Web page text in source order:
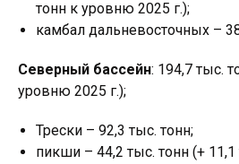
тонн к уровню 2025 г.);
камбал дальневосточных –
Северный бассейн: 194,7 тыс.
уровню 2025 г.);
Трески – 92,3 тыс. тонн;
пикши – 44,2 тыс. тонн (+